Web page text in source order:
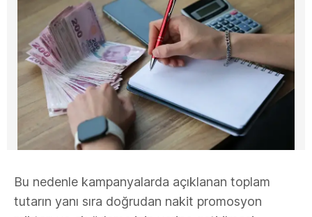
Bu nedenle kampanyalarda açıklanan toplam
tutarın yanı sıra doğrudan nakit promosyon